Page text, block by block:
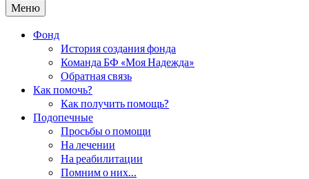
Меню
Фонд
История создания фонда
Команда БФ «Моя Надежда»
Обратная связь
Как помочь?
Как получить помощь?
Подопечные
Просьбы о помощи
На лечении
На реабилитации
Помним о них…